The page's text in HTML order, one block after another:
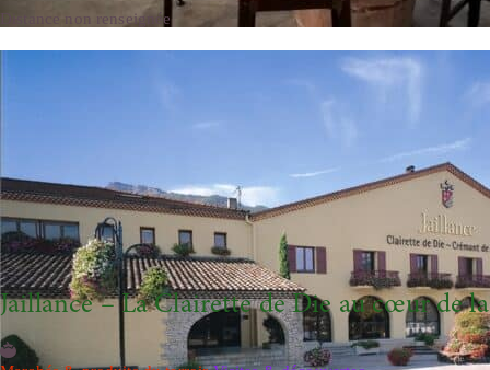
Distance non renseignée
Jaillance – La Clairette de Die au cœur de